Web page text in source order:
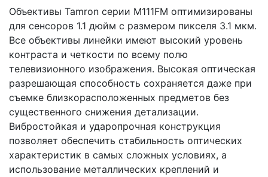
Объективы Tamron серии M111FM оптимизированы
для сенсоров 1.1 дюйм с размером пикселя 3.1 мкм.
Все объективы линейки имеют высокий уровень
контраста и четкости по всему полю
телевизионного изображения. Высокая оптическая
разрешающая способность сохраняется даже при
съемке близкорасположенных предметов без
существенного снижения детализации.
Вибростойкая и ударопрочная конструкция
позволяет обеспечить стабильность оптических
характеристик в самых сложных условиях, а
использование металлических креплений и